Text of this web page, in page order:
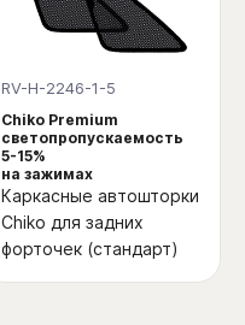
RV-H-2246-1-5
Chiko Premium
светопропускаемость
5-15%
на зажимах
Каркасные автошторки
Chiko для задних
форточек (стандарт)